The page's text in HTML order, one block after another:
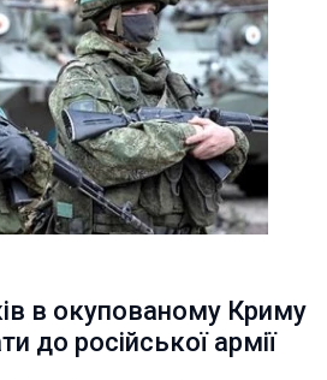
в окупованому Криму
до російської армії